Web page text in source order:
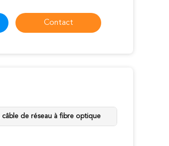
Contact
câble de réseau à fibre optique